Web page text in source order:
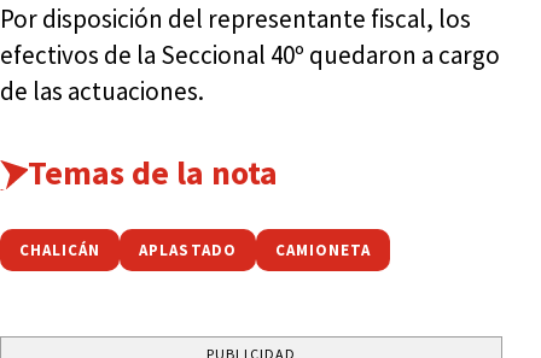
Por disposición del representante fiscal, los
efectivos de la Seccional 40º quedaron a cargo
de las actuaciones.
Temas de la nota
CHALICÁN APLASTADO CAMIONETA
PUBLICIDAD